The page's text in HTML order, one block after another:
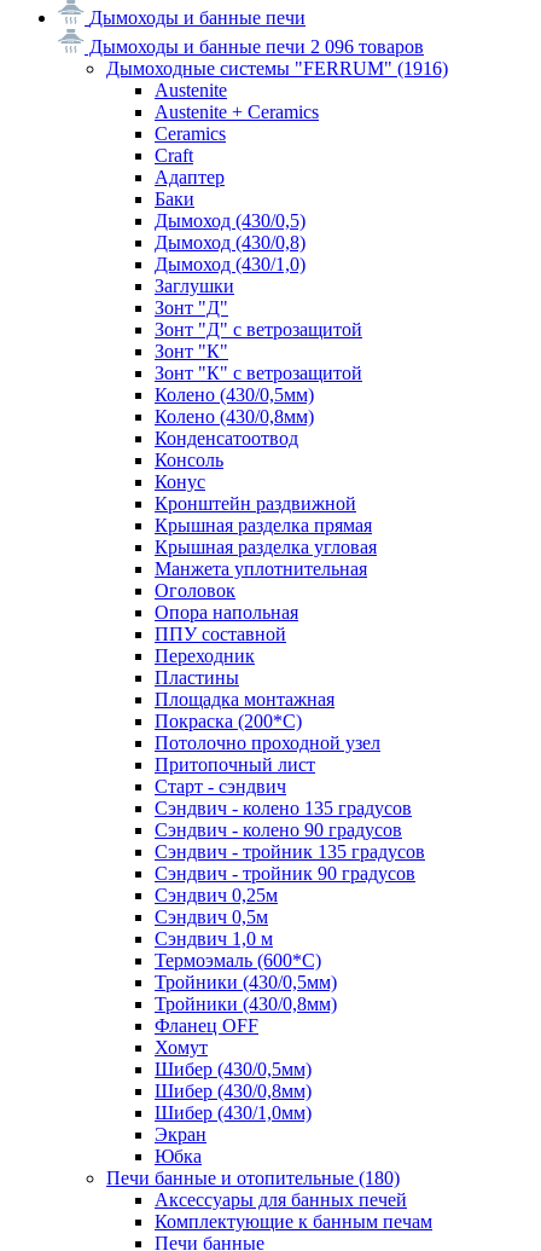
Дымоходы и банные печи
Дымоходы и банные печи 2 096 товаров
Дымоходные системы "FERRUM" (1916)
Austenite
Austenite + Ceramics
Ceramics
Craft
Адаптер
Баки
Дымоход (430/0,5)
Дымоход (430/0,8)
Дымоход (430/1,0)
Заглушки
Зонт "Д"
Зонт "Д" с ветрозащитой
Зонт "К"
Зонт "К" с ветрозащитой
Колено (430/0,5мм)
Колено (430/0,8мм)
Конденсатоотвод
Консоль
Конус
Кронштейн раздвижной
Крышная разделка прямая
Крышная разделка угловая
Манжета уплотнительная
Оголовок
Опора напольная
ППУ составной
Переходник
Пластины
Площадка монтажная
Покраска (200*С)
Потолочно проходной узел
Притопочный лист
Старт - сэндвич
Сэндвич - колено 135 градусов
Сэндвич - колено 90 градусов
Сэндвич - тройник 135 градусов
Сэндвич - тройник 90 градусов
Сэндвич 0,25м
Сэндвич 0,5м
Сэндвич 1,0 м
Термоэмаль (600*С)
Тройники (430/0,5мм)
Тройники (430/0,8мм)
Фланец OFF
Хомут
Шибер (430/0,5мм)
Шибер (430/0,8мм)
Шибер (430/1,0мм)
Экран
Юбка
Печи банные и отопительные (180)
Аксессуары для банных печей
Комплектующие к банным печам
Печи банные